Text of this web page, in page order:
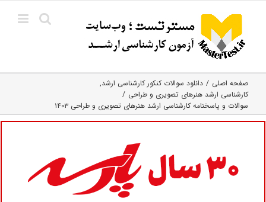
content
صفحه اصلی
دانلود سوالات کنکور کارشناسی ارشد
کارشناسی ارشد هنرهای تصویری و طراحی
سوالات و پاسخنامه کارشناسی ارشد هنرهای تصویری و طراحی ۱۴۰۳